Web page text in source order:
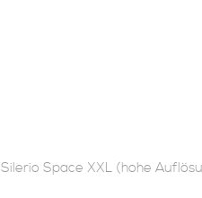
Silerio Space XXL (hohe